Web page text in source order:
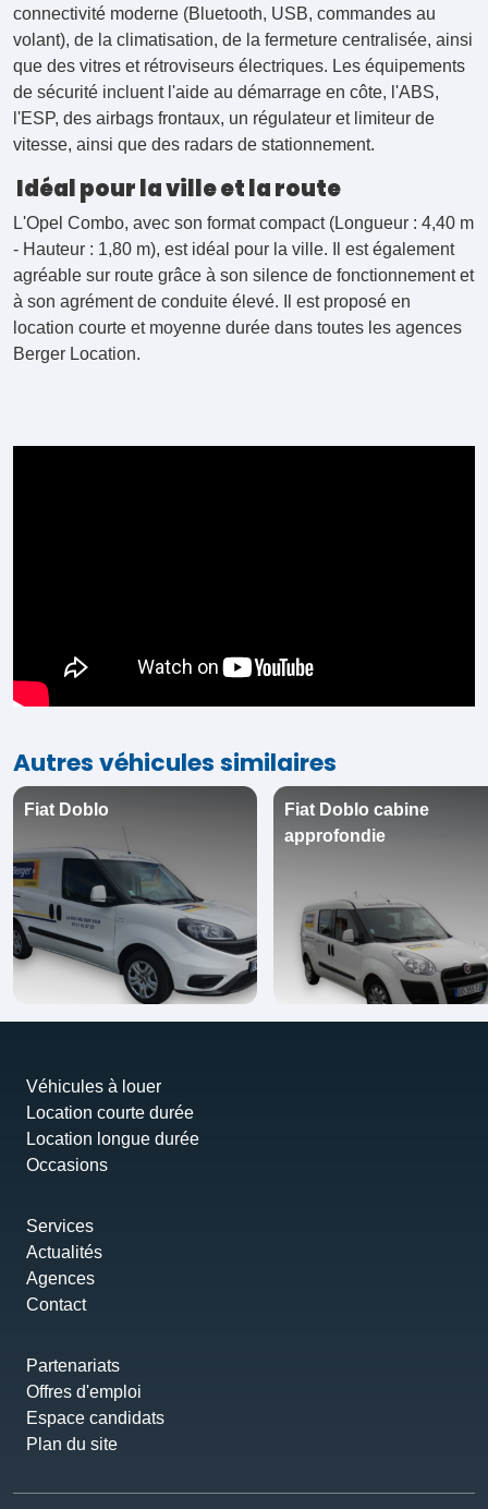
connectivité moderne (Bluetooth, USB, commandes au
volant), de la climatisation, de la fermeture centralisée, ainsi
que des vitres et rétroviseurs électriques. Les équipements
de sécurité incluent l'aide au démarrage en côte, l'ABS,
l'ESP, des airbags frontaux, un régulateur et limiteur de
vitesse, ainsi que des radars de stationnement.
Idéal pour la ville et la route
L'Opel Combo, avec son format compact (Longueur : 4,40 m
- Hauteur : 1,80 m), est idéal pour la ville. Il est également
agréable sur route grâce à son silence de fonctionnement et
à son agrément de conduite élevé. Il est proposé en
location courte et moyenne durée dans toutes les agences
Berger Location.
Autres véhicules similaires
Fiat Doblo
Fiat Doblo cabine
approfondie
Véhicules à louer
Location courte durée
Location longue durée
Occasions
Services
Actualités
Agences
Contact
Partenariats
Offres d'emploi
Espace candidats
Plan du site